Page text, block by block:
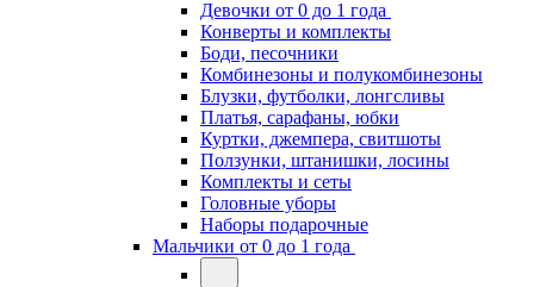
Девочки от 0 до 1 года
Конверты и комплекты
Боди, песочники
Комбинезоны и полукомбинезоны
Блузки, футболки, лонгсливы
Платья, сарафаны, юбки
Куртки, джемпера, свитшоты
Ползунки, штанишки, лосины
Комплекты и сеты
Головные уборы
Наборы подарочные
Мальчики от 0 до 1 года